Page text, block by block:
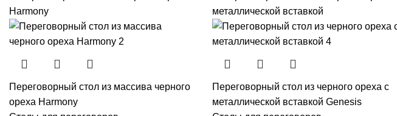
Переговорный стол из массива черного
ореха Harmony
Переговорный стол из черного ореха с
металлической вставкой Genesis